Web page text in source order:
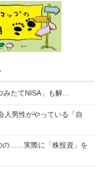
みたてNISA」も解...
人男性がやっている「自
の……実際に「株投資」を